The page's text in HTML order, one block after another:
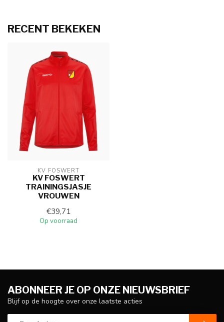
RECENT BEKEKEN
KV FOSWERT
KV FOSWERT
TRAININGSJASJE
VROUWEN
€39,71
Op voorraad
ABONNEER JE OP ONZE NIEUWSBRIEF
Blijf op de hoogte over onze laatste acties